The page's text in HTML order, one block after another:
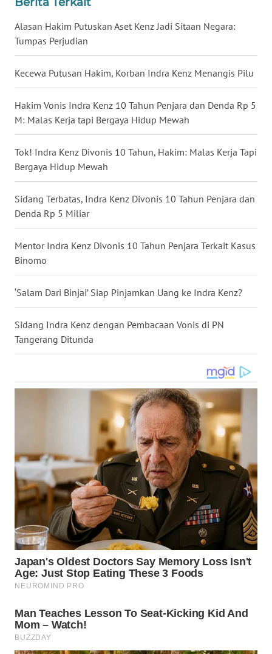
Alasan Hakim Putuskan Aset Kenz Jadi Sitaan Negara:
Tumpas Perjudian
Kecewa Putusan Hakim, Korban Indra Kenz Menangis Pilu
Hakim Vonis Indra Kenz 10 Tahun Penjara dan Denda Rp 5
M: Malas Kerja tapi Bergaya Hidup Mewah
Tok! Indra Kenz Divonis 10 Tahun, Hakim: Malas Kerja Tapi
Bergaya Hidup Mewah
Sidang Terbatas, Indra Kenz Divonis 10 Tahun Penjara dan
Denda Rp 5 Miliar
Mentor Indra Kenz Divonis 10 Tahun Penjara Terkait Kasus
Binomo
‘Salam Dari Binjai’ Siap Pinjamkan Uang ke Indra Kenz?
Sidang Indra Kenz dengan Pembacaan Vonis di PN
Tangerang Ditunda
BABEL
SUMBAR
WN
SUMSEL
WN
BENGKULU
WN
LAMPUNG
WN
WN
WN
JOGJA
JATIM
WN
KALBAR
KALTENG
WN
KALTARA
KALSEL